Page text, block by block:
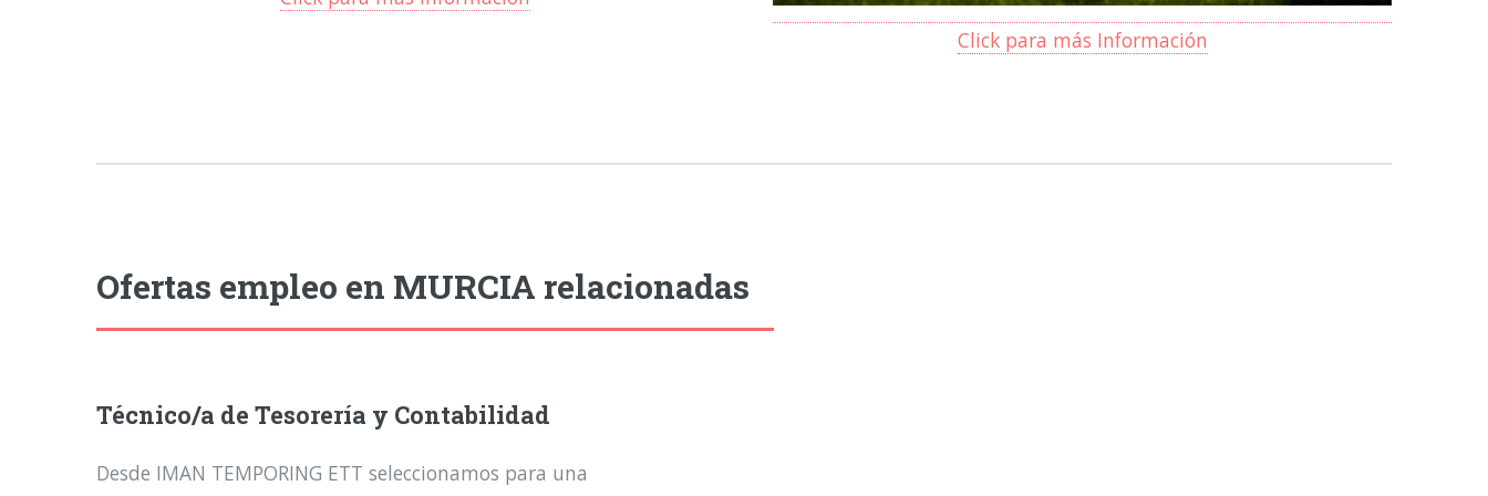
Click para más Información
Ofertas empleo en MURCIA relacionadas
Técnico/a de Tesorería y Contabilidad
Desde IMAN TEMPORING ETT seleccionamos para una